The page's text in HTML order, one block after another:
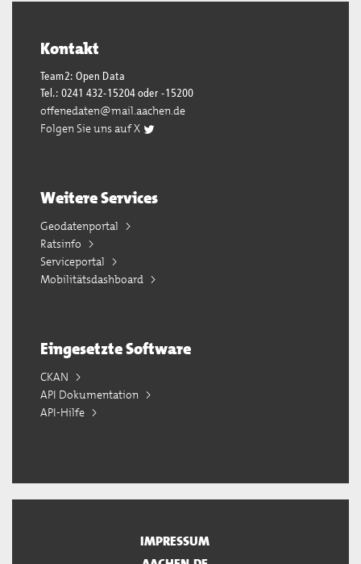
Kontakt
Team2: Open Data
Tel.: 0241 432-15204 oder -15200
offenedaten@mail.aachen.de
Folgen Sie uns auf X
Weitere Services
Geodatenportal
Ratsinfo
Serviceportal
Mobilitätsdashboard
Eingesetzte Software
CKAN
API Dokumentation
API-Hilfe
IMPRESSUM